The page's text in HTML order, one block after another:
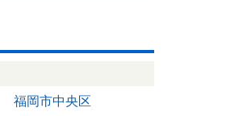
福岡市中央区